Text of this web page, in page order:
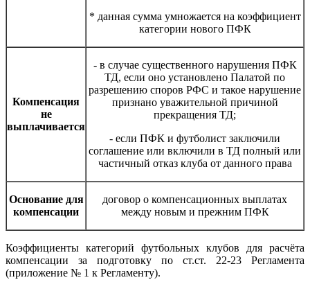
* данная сумма умножается на коэффициент
категории нового ПФК
Компенсация
не
выплачивается
- в случае существенного нарушения ПФК
ТД, если оно установлено Палатой по
разрешению споров РФС и такое нарушение
признано уважительной причиной
прекращения ТД;
- если ПФК и футболист заключили
соглашение или включили в ТД полный или
частичный отказ клуба от данного права
Основание для
компенсации
договор о компенсационных выплатах
между новым и прежним ПФК
Коэффициенты категорий футбольных клубов для расчёта
компенсации за подготовку по ст.ст. 22-23 Регламента
(приложение № 1 к Регламенту).